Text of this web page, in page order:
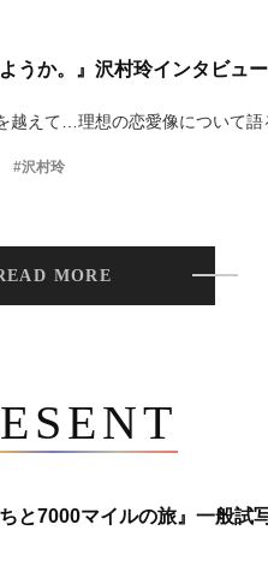
うか。』沢村玲インタビュー
越えて…理想の恋愛像について語
#沢村玲
MORE
と7000マイルの旅』一般試